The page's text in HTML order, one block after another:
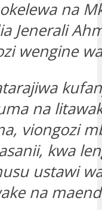
na
Jenerali
wengine
na
viongozi
kwa
ustawi
na